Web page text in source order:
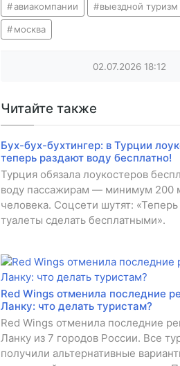
авиакомпании выездной туризм
москва
02.07.2026 18:12
Читайте также
Бух-бух-бухтингер: в Турции
теперь раздают воду бесплатно!
Турция обязала лоукостеров
воду пассажирам — минимум 200
человека. Соцсети шутят:
туалеты сделать бесплатными».
Red Wings отменила последние
Ланку: что делать туристам?
Red Wings отменила последние
Ланку из 7 городов России. Все
получили альтернативные